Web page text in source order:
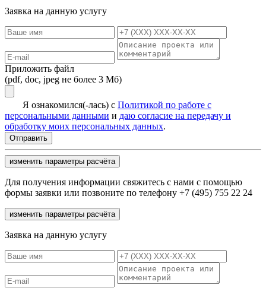
Заявка на данную услугу
Приложить файл
(pdf, doc, jpeg не более 3 Мб)
Я ознакомился(-лась) с Политикой по работе с
персональными данными и даю согласие на передачу и
обработку моих персональных данных.
изменить параметры расчёта
Для получения информации свяжитесь с нами с помощью
формы заявки или позвоните по телефону +7 (495) 755 22 24
изменить параметры расчёта
Заявка на данную услугу